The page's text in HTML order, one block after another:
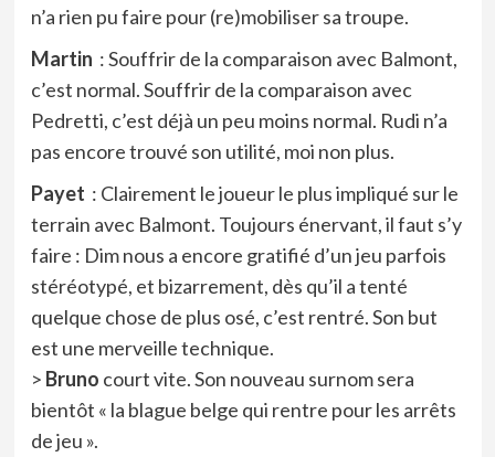
n’a rien pu faire pour (re)mobiliser sa troupe.
Martin : Souffrir de la comparaison avec Balmont,
c’est normal. Souffrir de la comparaison avec
Pedretti, c’est déjà un peu moins normal. Rudi n’a
pas encore trouvé son utilité, moi non plus.
Payet : Clairement le joueur le plus impliqué sur le
terrain avec Balmont. Toujours énervant, il faut s’y
faire : Dim nous a encore gratifié d’un jeu parfois
stéréotypé, et bizarrement, dès qu’il a tenté
quelque chose de plus osé, c’est rentré. Son but
est une merveille technique.
> Bruno court vite. Son nouveau surnom sera
bientôt « la blague belge qui rentre pour les arrêts
de jeu ».